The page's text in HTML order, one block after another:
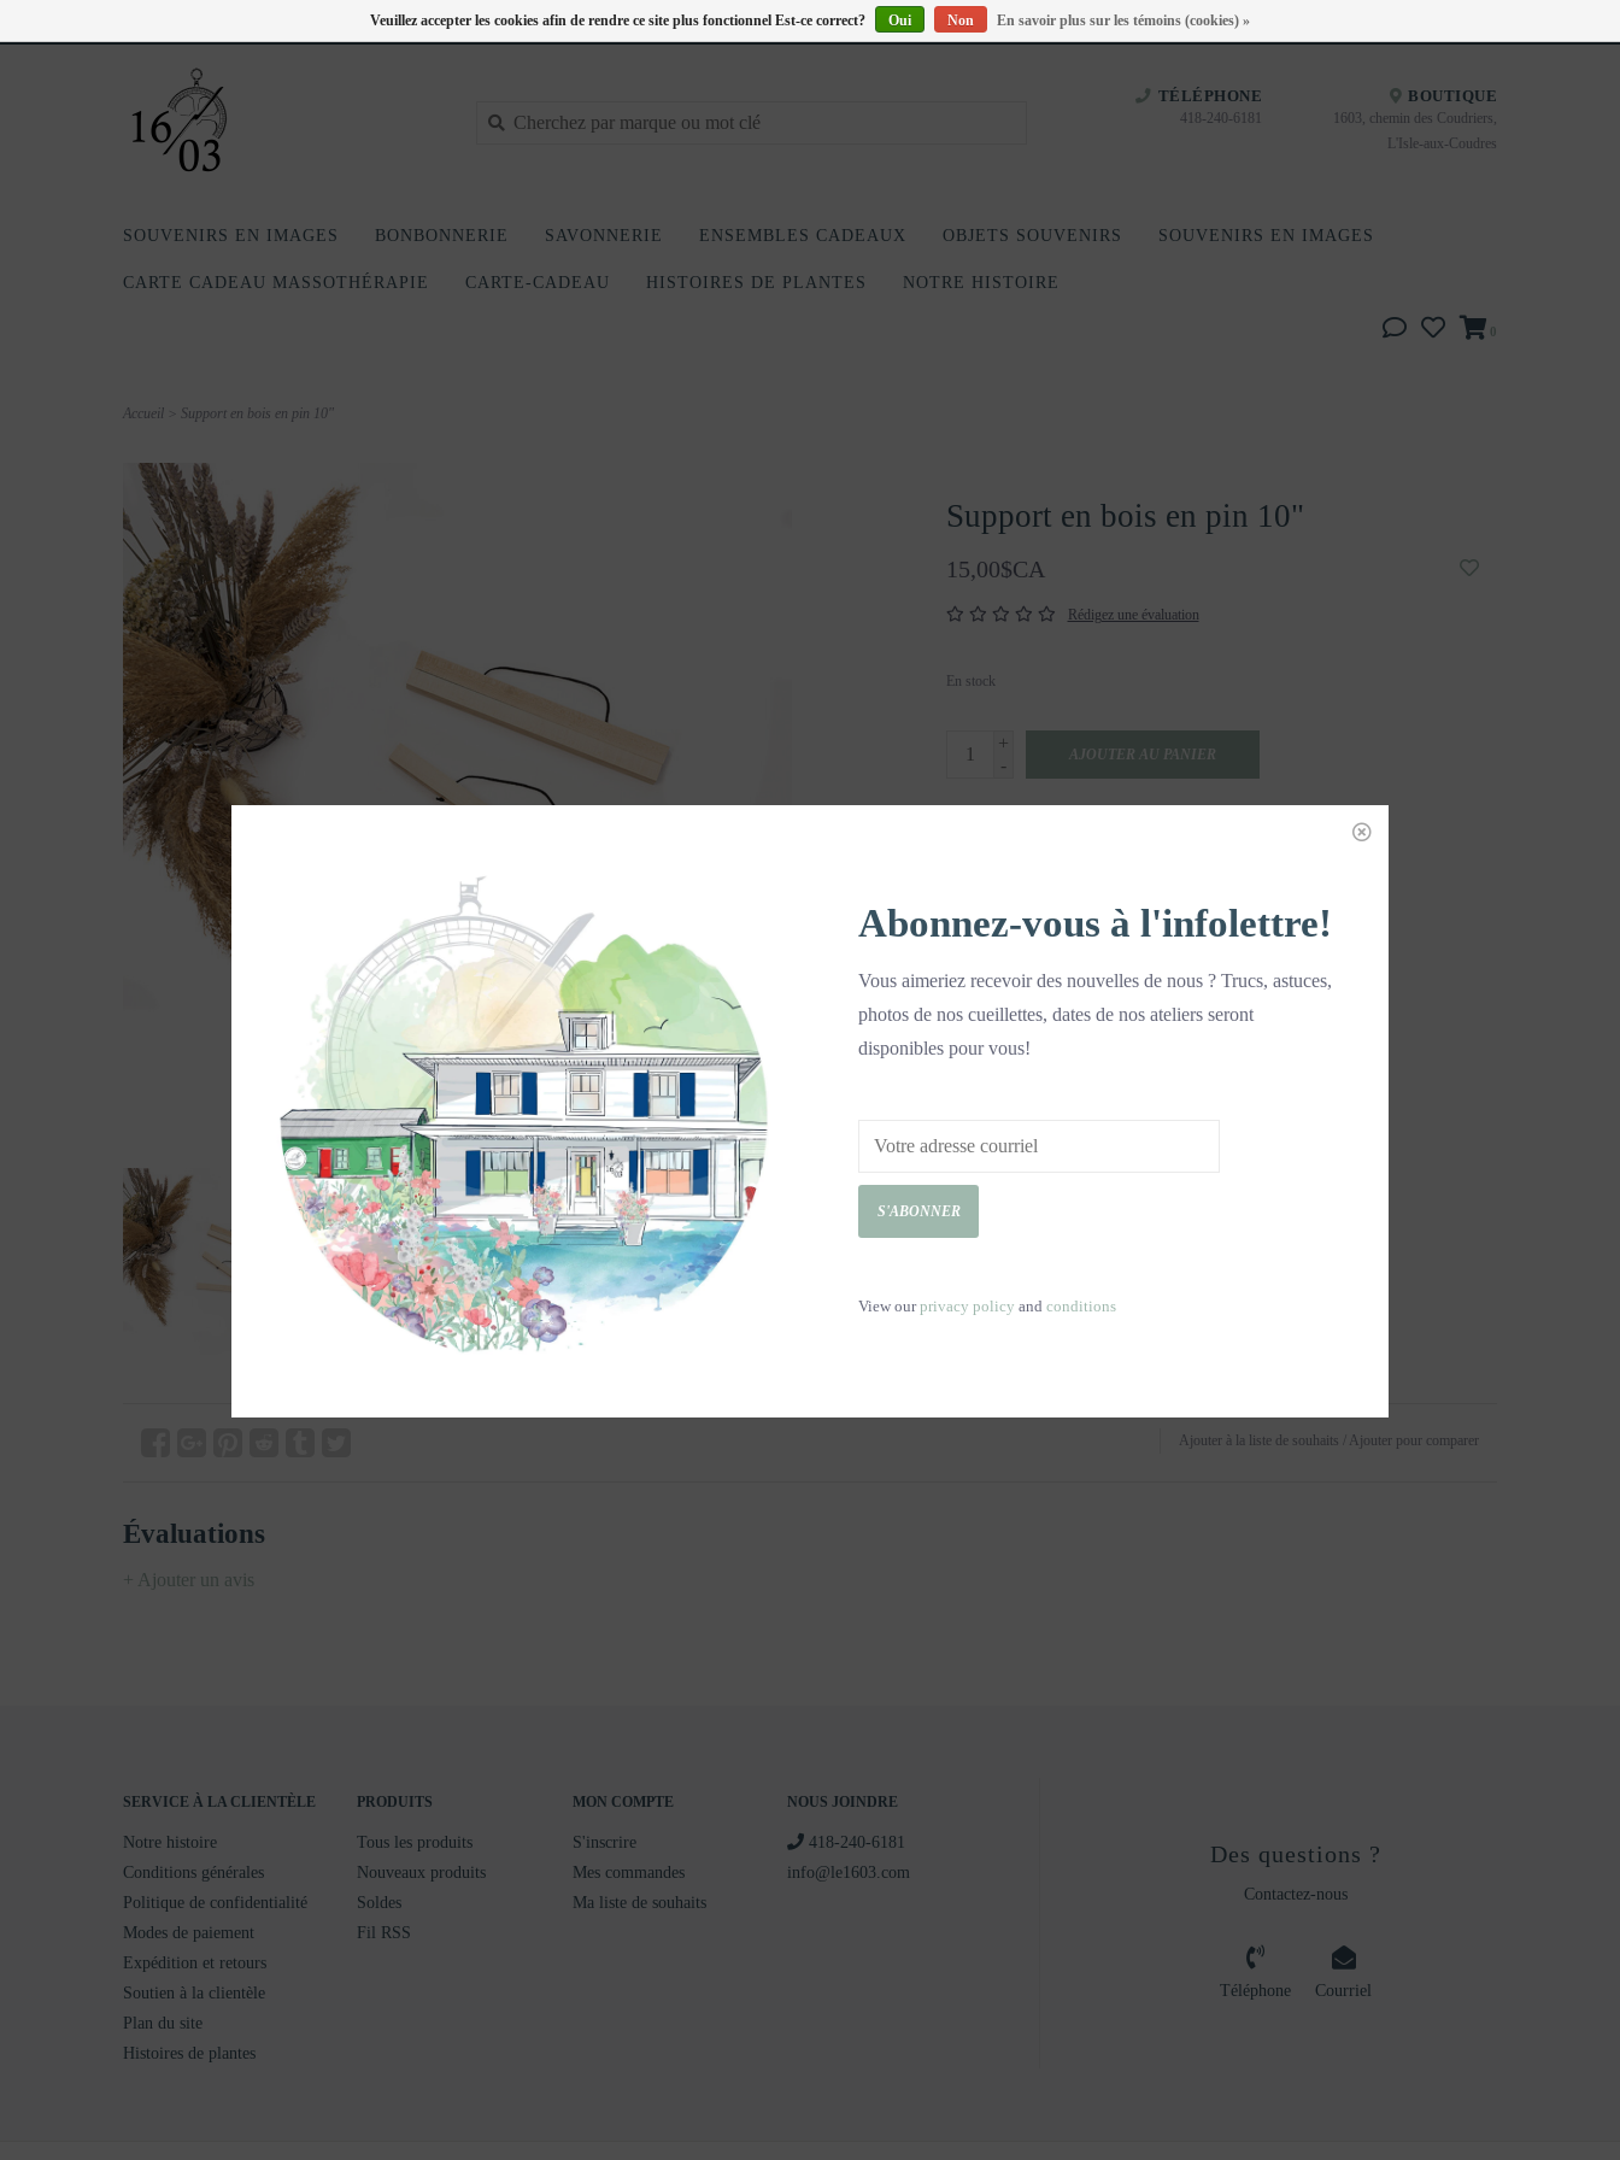
Se connecter Heures d'ouverture : Disponible sur Google
TÉLÉPHONE
418-240-6181
BOUTIQUE
1603, chemin des Coudriers,
L'Isle-aux-Coudres
SOUVENIRS EN IMAGES BONBONNERIE SAVONNERIE ENSEMBLES CADEAUX OBJETS SOUVENIRS SOUVENIRS EN IMAGES
CARTE CADEAU MASSOTHÉRAPIE CARTE-CADEAU HISTOIRES DE PLANTES NOTRE HISTOIRE
0
Accueil Support en bois en pin 10"
Support en bois en pin 10"
15,00$CA
Rédigez une évaluation
En stock
+
-
AJOUTER AU PANIER
Ajouter à la liste de souhaits Ajouter pour comparer
Évaluations
+ Ajouter un avis
SERVICE À LA CLIENTÈLE
Notre histoire
Conditions générales
Politique de confidentialité
Modes de paiement
Expédition et retours
Soutien à la clientèle
Plan du site
Histoires de plantes
PRODUITS
Tous les produits
Nouveaux produits
Soldes
Fil RSS
MON COMPTE
S'inscrire
Mes commandes
Ma liste de souhaits
NOUS JOINDRE
418-240-6181
info@le1603.com
Des questions ?
Contactez-nous
Téléphone Courriel
Veuillez accepter les cookies afin de rendre ce site plus fonctionnel Est-ce correct? Oui Non En savoir plus sur les témoins (cookies) »
Abonnez-vous à l'infolettre!
Vous aimeriez recevoir des nouvelles de nous ? Trucs, astuces,
photos de nos cueillettes, dates de nos ateliers seront
disponibles pour vous!
S'ABONNER
View ourprivacy policy and conditions